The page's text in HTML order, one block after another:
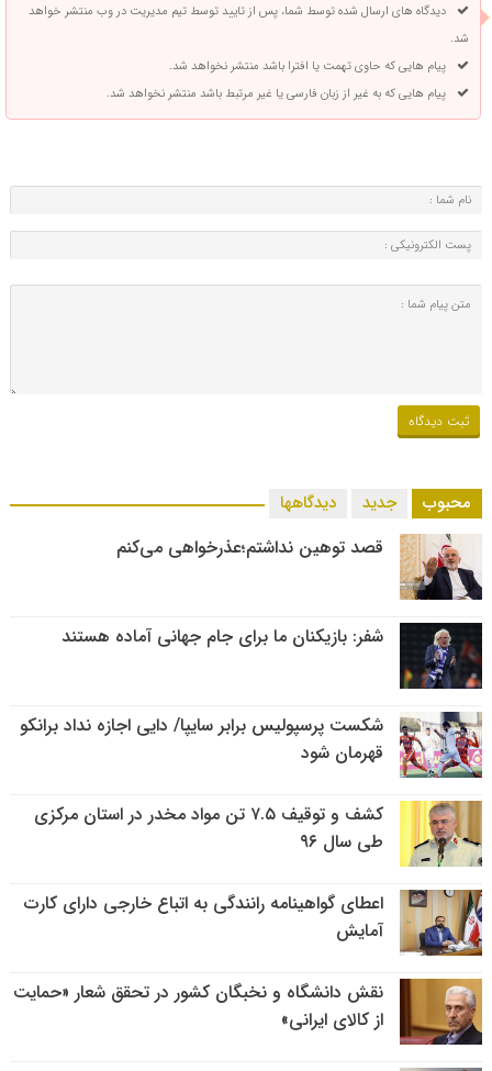
دیدگاه های ارسال شده توسط شما، پس از تایید توسط تیم مدیریت در وب منتشر خواهد
شد.
پیام هایی که حاوی تهمت یا افترا باشد منتشر نخواهد شد.
پیام هایی که به غیر از زبان فارسی یا غیر مرتبط باشد منتشر نخواهد شد.
محبوب جدید دیدگاهها
قصد توهین نداشتم؛عذرخواهی می‌کنم
شفر: بازیکنان ما برای جام جهانی آماده هستند
شکست پرسپولیس برابر سایپا/ دایی اجازه نداد برانکو
قهرمان شود
کشف و توقیف ۷.۵ تن مواد مخدر در استان مرکزی
طی سال ۹۶
اعطای گواهینامه رانندگی به اتباع خارجی دارای کارت
آمایش
نقش دانشگاه و نخبگان کشور در تحقق شعار «حمایت
از کالای ایرانی»